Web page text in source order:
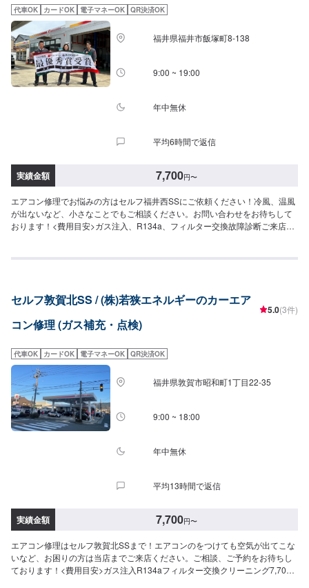
代車OK カードOK 電子マネーOK QR決済OK
福井県福井市飯塚町8-138
9:00 ~ 19:00
年中無休
平均6時間で返信
実績金額 7,700円〜
エアコン修理でお悩みの方はセルフ福井西SSにご依頼ください！冷風、温風
が出ないなど、小さなことでもご相談ください。お問い合わせをお待ちして
おります！<費用目安>ガス注入、R134a、フィルター交換故障診断ご来店後
セルフ敦賀北SS / (株)若狭エネルギーのカーエア
コン修理 (ガス補充・点検)
5.0(3件)
代車OK カードOK 電子マネーOK QR決済OK
福井県敦賀市昭和町1丁目22-35
9:00 ~ 18:00
年中無休
平均13時間で返信
実績金額 7,700円〜
エアコン修理はセルフ敦賀北SSまで！エアコンのをつけても空気が出てこな
いなど、お困りの方は当店までご来店ください。ご相談、ご予約をお待ちし
ております！<費用目安>ガス注入R134aフィルター交換クリーニング7,700